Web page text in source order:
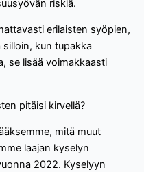
riskiä.
erilaisten syöpien,
kun tupakka
se lisää voimakkaasti
pitäisi kirvellä?
mitä muut
laajan kyselyn
2022. Kyselyyn